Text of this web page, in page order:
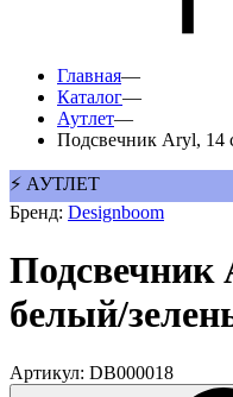
Главная—
Каталог—
Аутлет—
Подсвечник Aryl, 14
⚡ АУТЛЕТ
Бренд: Designboom
Подсвечник
белый/
Артикул: DB000018